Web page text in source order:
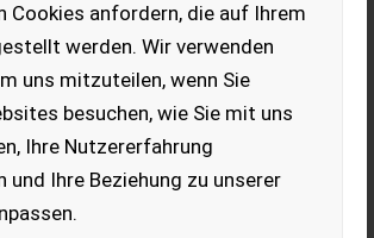
Cookies anfordern, die auf Ihrem
werden. Wir verwenden
uns mitzuteilen, wenn Sie
besuchen, wie Sie mit uns
Ihre Nutzererfahrung
und Ihre Beziehung zu unserer
nicht ausweisbar